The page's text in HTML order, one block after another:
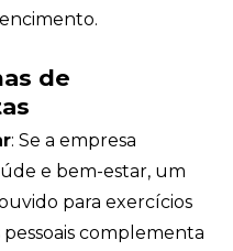
de
: Se a empresa
e bem-estar, um
para exercícios
complementa